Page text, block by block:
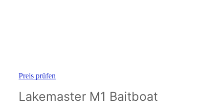
Preis prüfen
Lakemaster M1 Baitboat